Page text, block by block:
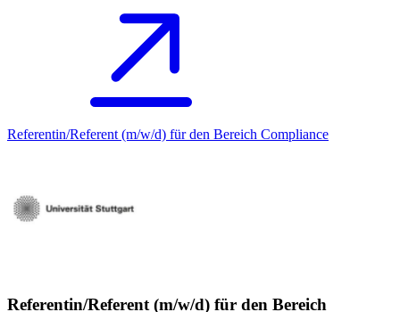
Referentin/Referent (m/w/d) für den Bereich Compliance
Referentin/Referent (m/w/d) für den Bereich